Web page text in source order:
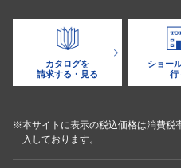
カタログを
請求する・見る
ショー
行
※本サイトに表示の税込価格は消費税
入しております。